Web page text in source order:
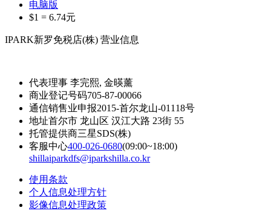
电脑版
$1 = 6.74元
IPARK新罗免税店(株) 营业信息
代表理事 李完熙, 金暎薰
商业登记号码705-87-00066
通信销售业申报2015-首尔龙山-01118号
地址首尔市 龙山区 汉江大路 23街 55
托管提供商三星SDS(株)
客服中心400-026-0680(09:00~18:00)
shillaiparkdfs@iparkshilla.co.kr
使用条款
个人信息处理方针
影像信息处理政策